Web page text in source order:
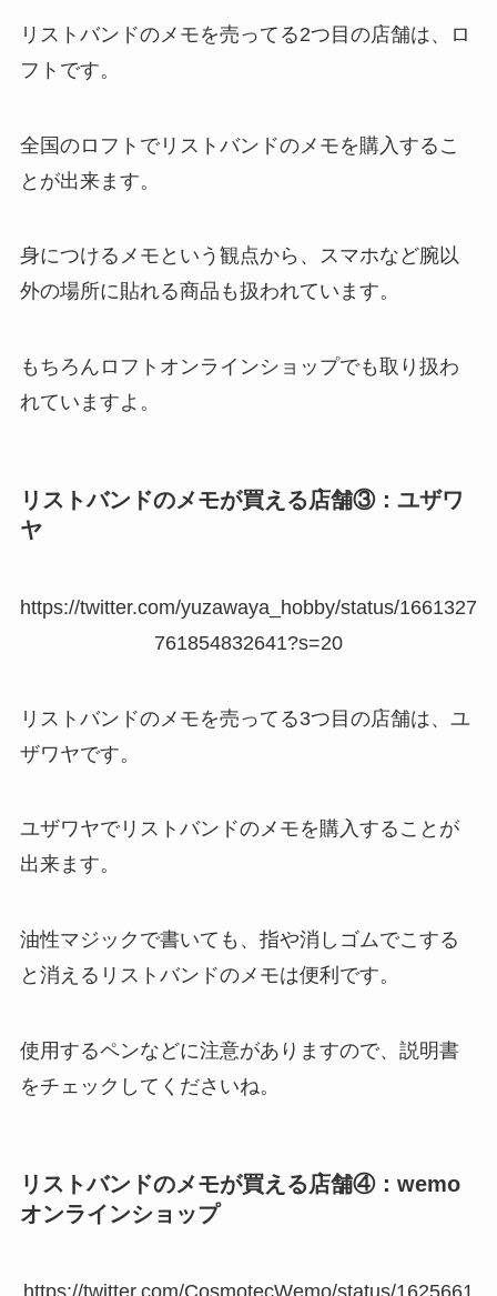
リストバンドのメモを売ってる2つ目の店舗は、ロ
フトです。
全国のロフトでリストバンドのメモを購入するこ
とが出来ます。
身につけるメモという観点から、スマホなど腕以
外の場所に貼れる商品も扱われています。
もちろんロフトオンラインショップでも取り扱わ
れていますよ。
リストバンドのメモが買える店舗③：ユザワ
ヤ
https://twitter.com/yuzawaya_hobby/status/1661327
761854832641?s=20
リストバンドのメモを売ってる3つ目の店舗は、ユ
ザワヤです。
ユザワヤでリストバンドのメモを購入することが
出来ます。
油性マジックで書いても、指や消しゴムでこする
と消えるリストバンドのメモは便利です。
使用するペンなどに注意がありますので、説明書
をチェックしてくださいね。
リストバンドのメモが買える店舗④：wemo
オンラインショップ
https://twitter.com/CosmotecWemo/status/1625661